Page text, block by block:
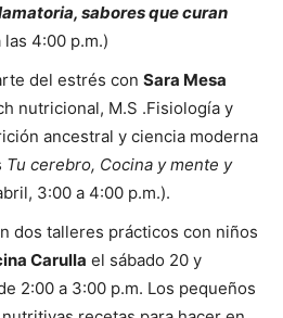
sabores que curan
4:00 p.m.)
del estrés con Sara Mesa
nutricional, M.S .Fisiología y
ancestral y ciencia moderna
Tu cerebro, Cocina y mente y
3:00 a 4:00 p.m.).
dos talleres prácticos con niños
Carulla el sábado 20 y
2:00 a 3:00 p.m. Los pequeños